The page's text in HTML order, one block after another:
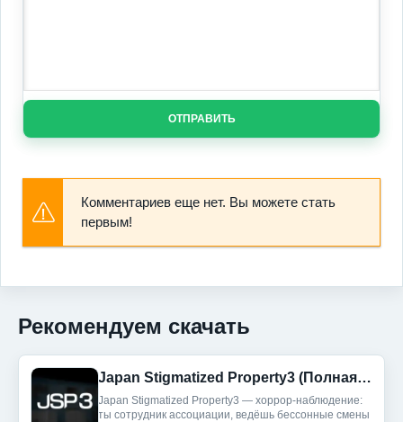
ОТПРАВИТЬ
Комментариев еще нет. Вы можете стать
первым!
Рекомендуем скачать
Japan Stigmatized Property3 (Полная версия)
Japan Stigmatized Property3 — хоррор-наблюдение:
ты сотрудник ассоциации, ведёшь бессонные смены